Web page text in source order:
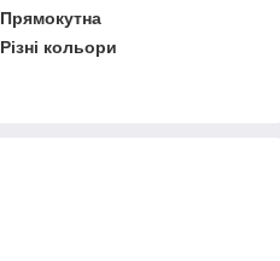
Прямокутна
Різні кольори